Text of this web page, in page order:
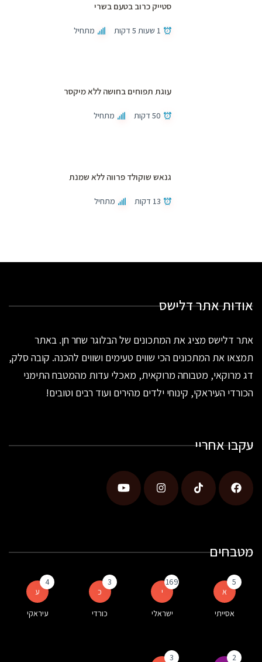
סטייק כרוב בטעם בשרי
1 שעות 5 דקות מתחיל
עוגת תפוחים בחושה ללא מיקסר
50 דקות מתחיל
גנאש שוקולד פרווה ללא שמנת
13 דקות מתחיל
אודות אתר דלישס
אתר דלישס מציג את המתכונים של הבלוגר שחר חן. באתר
תמצאו את המתכונים הכי שווים טעימים ושווים להכנה. קובה סלק,
דג מרוקאי, מטבוחה מרוקאית, מאכלי עדות מהמטבח התימני
הכורדי העיראקי, קינוחי ילדים מהירים ועוד רבים וטובים!
עקבו אחריי
מטבחים
א
5
אסייתי
י
169
ישראלי
כ
3
כורדי
ע
4
עיראקי
2
3